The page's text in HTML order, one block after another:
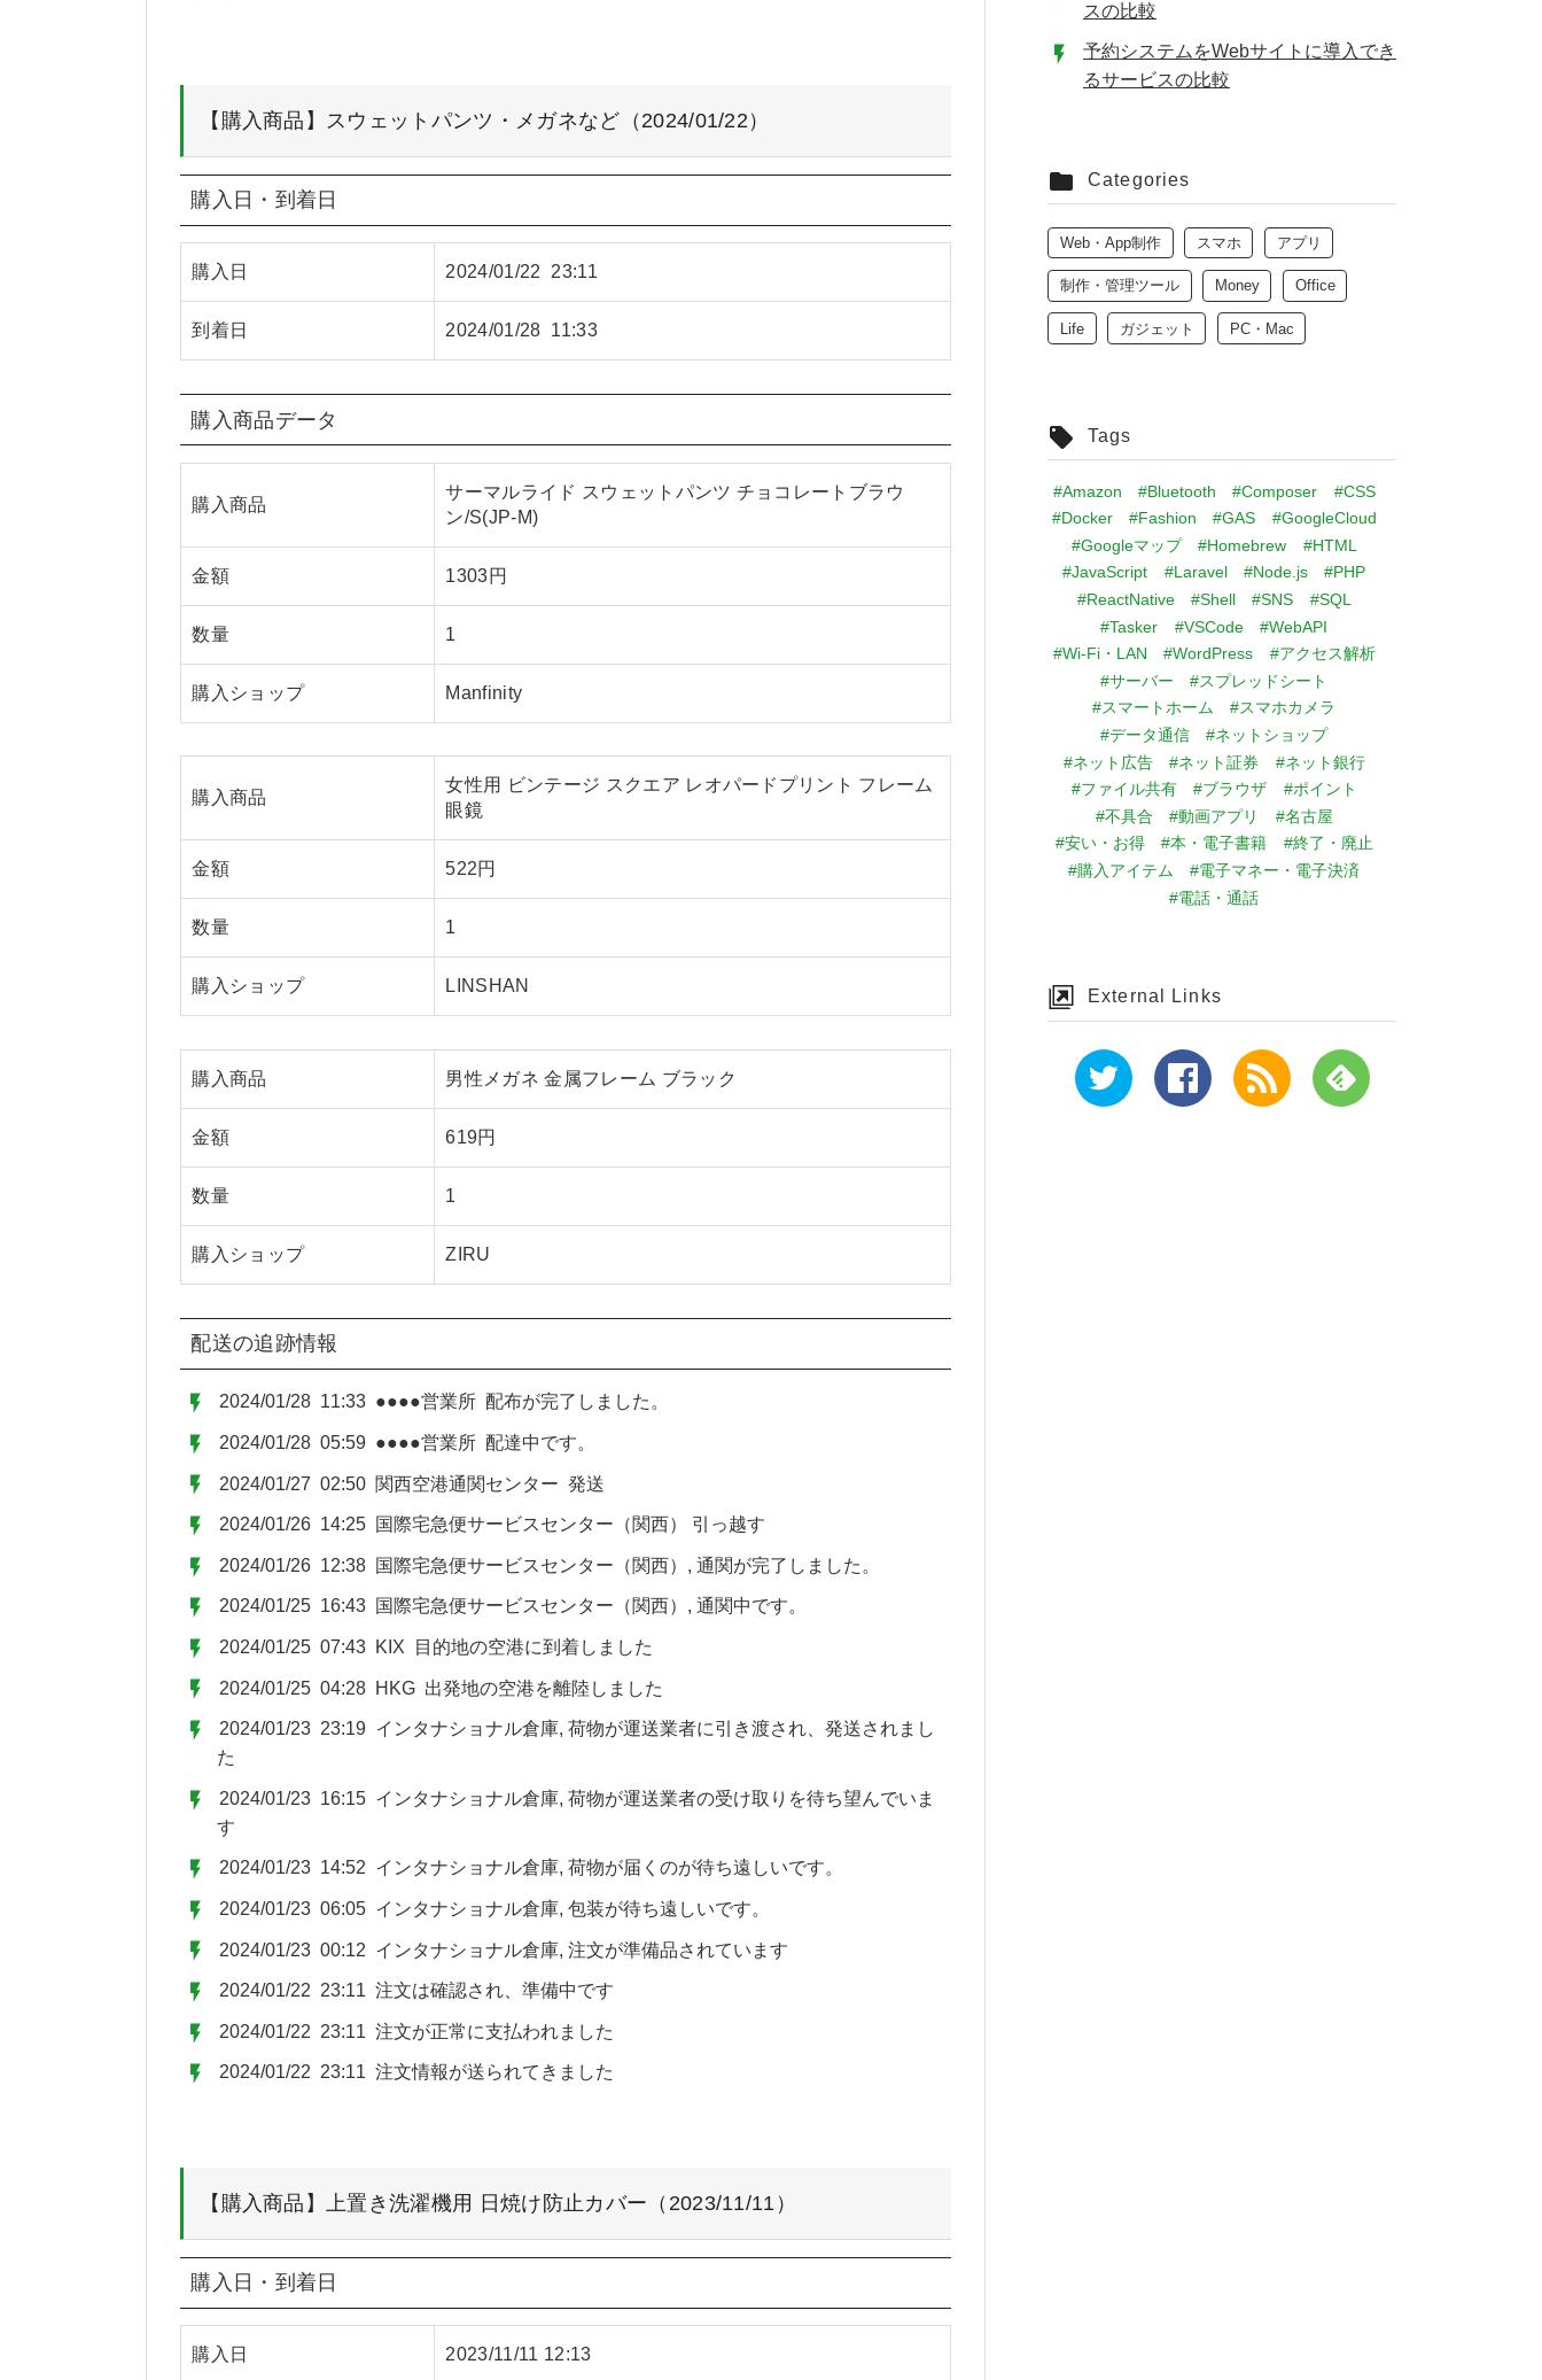
【購入商品】スウェットパンツ・メガネなど（2024/01/22）
購入日・到着日
購入日 2024/01/22 23:11
到着日 2024/01/28 11:33
購入商品データ
購入商品
サーマルライド スウェットパンツ チョコレートブラウ
ン/S(JP-M)
金額 1303円
数量 1
購入ショップ Manfinity
購入商品
女性用 ビンテージ スクエア レオパードプリント フレーム
眼鏡
金額 522円
数量 1
購入ショップ LINSHAN
購入商品 男性メガネ 金属フレーム ブラック
金額 619円
数量 1
購入ショップ ZIRU
配送の追跡情報
2024/01/28 11:33 ●●●●営業所 配布が完了しました。
2024/01/28 05:59 ●●●●営業所 配達中です。
2024/01/27 02:50 関西空港通関センター 発送
2024/01/26 14:25 国際宅急便サービスセンター（関西） 引っ越す
2024/01/26 12:38 国際宅急便サービスセンター（関西）, 通関が完了しました。
2024/01/25 16:43 国際宅急便サービスセンター（関西）, 通関中です。
2024/01/25 07:43 KIX 目的地の空港に到着しました
2024/01/25 04:28 HKG 出発地の空港を離陸しました
2024/01/23 23:19 インタナショナル倉庫, 荷物が運送業者に引き渡され、発送されまし
た
2024/01/23 16:15 インタナショナル倉庫, 荷物が運送業者の受け取りを待ち望んでいま
す
2024/01/23 14:52 インタナショナル倉庫, 荷物が届くのが待ち遠しいです。
2024/01/23 06:05 インタナショナル倉庫, 包装が待ち遠しいです。
2024/01/23 00:12 インタナショナル倉庫, 注文が準備品されています
2024/01/22 23:11 注文は確認され、準備中です
2024/01/22 23:11 注文が正常に支払われました
2024/01/22 23:11 注文情報が送られてきました
【購入商品】上置き洗濯機用 日焼け防止カバー（2023/11/11）
購入日・到着日
購入日 2023/11/11 12:13
スの比較
予約システムをWebサイトに導入でき
るサービスの比較
Categories
Web・App制作 スマホ アプリ
制作・管理ツール Money Office
Life ガジェット PC・Mac
Tags
#Amazon #Bluetooth #Composer
#CSS
#Docker
#Fashion #GAS
#GoogleCloud
#Googleマップ
#Homebrew
#HTML
#JavaScript
#Laravel #Node.js
#PHP
#ReactNative
#Shell #SNS
#SQL
#Tasker
#VSCode
#WebAPI
#Wi-Fi・LAN
#WordPress
#アクセス解析
#サーバー
#スプレッドシート
#スマートホーム
#スマホカメラ
#データ通信
#ネットショップ
#ネット広告
#ネット証券
#ネット銀行
#ファイル共有
#ブラウザ
#ポイント
#不具合
#動画アプリ
#名古屋
#安い・お得
#本・電子書籍
#終了・廃止
#購入アイテム
#電子マネー・電子決済
#電話・通話
External Links